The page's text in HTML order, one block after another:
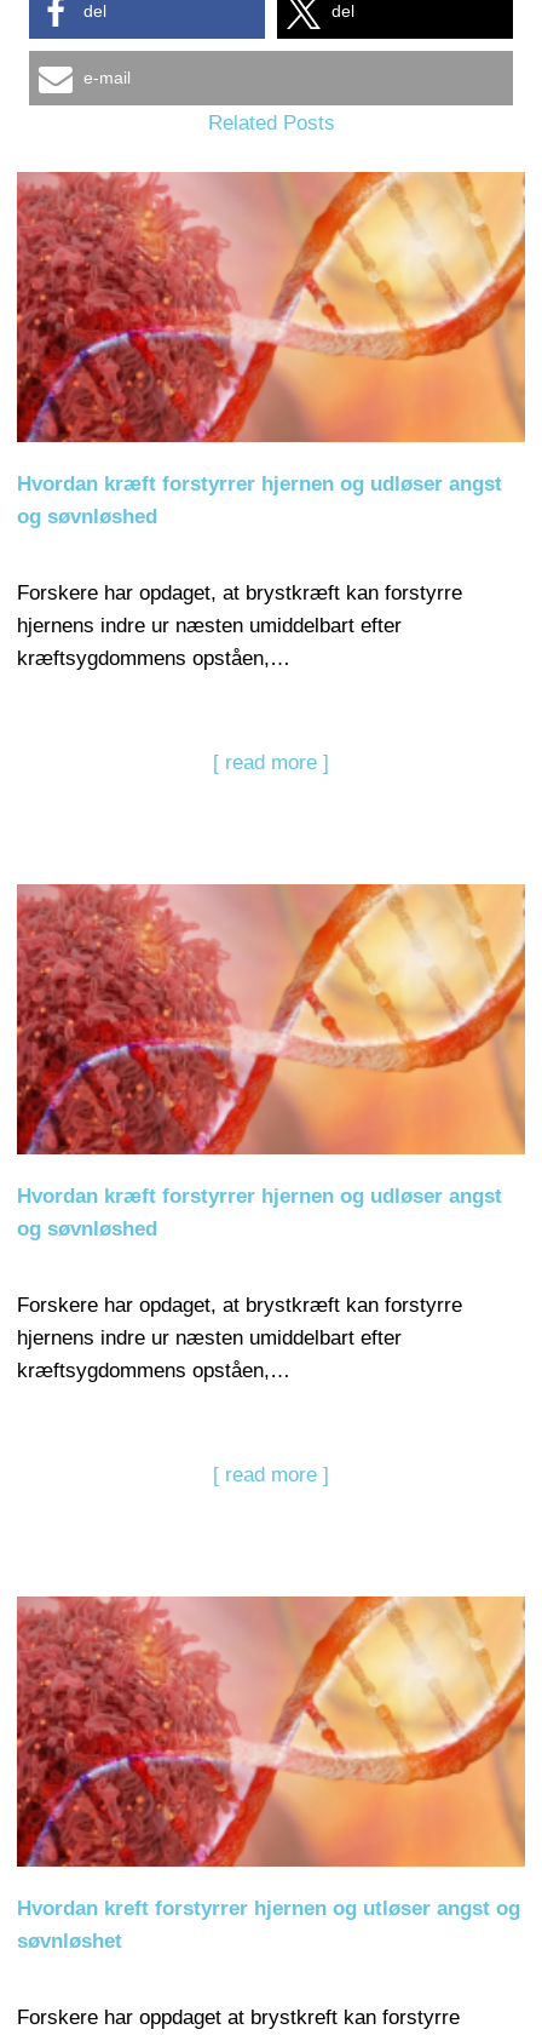
del del
e-mail
Related Posts
Hvordan kræft forstyrrer hjernen og udløser angst
og søvnløshed
Forskere har opdaget, at brystkræft kan forstyrre
hjernens indre ur næsten umiddelbart efter
kræftsygdommens opståen,…
[ read more ]
Hvordan kræft forstyrrer hjernen og udløser angst
og søvnløshed
Forskere har opdaget, at brystkræft kan forstyrre
hjernens indre ur næsten umiddelbart efter
kræftsygdommens opståen,…
[ read more ]
Hvordan kreft forstyrrer hjernen og utløser angst og
søvnløshet
Forskere har oppdaget at brystkreft kan forstyrre